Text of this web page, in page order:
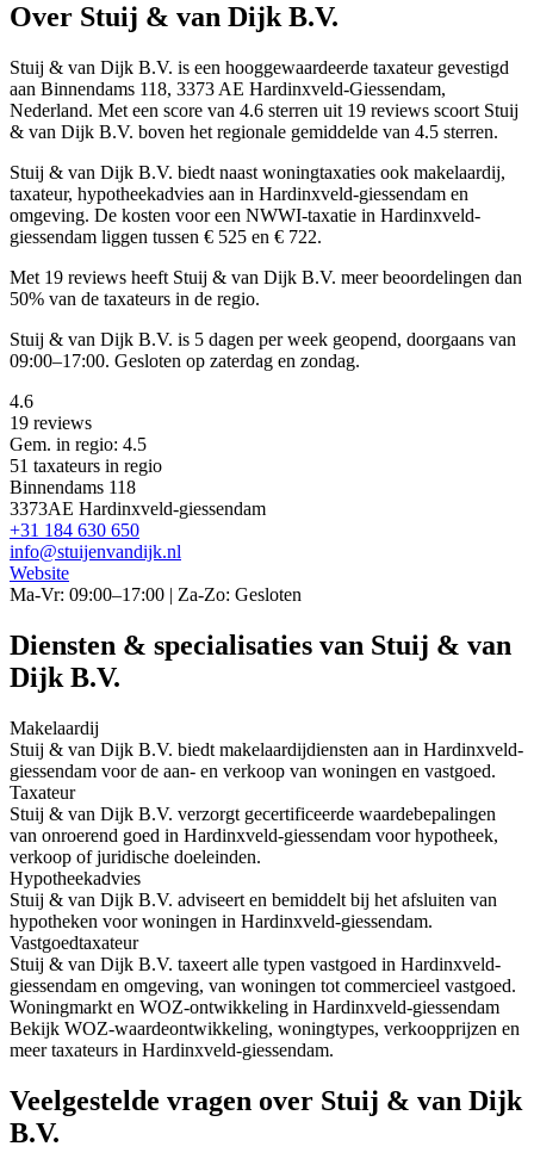
Over Stuij & van Dijk B.V.
Stuij & van Dijk B.V. is een hooggewaardeerde taxateur gevestigd
aan Binnendams 118, 3373 AE Hardinxveld-Giessendam,
Nederland. Met een score van 4.6 sterren uit 19 reviews scoort Stuij
& van Dijk B.V. boven het regionale gemiddelde van 4.5 sterren.
Stuij & van Dijk B.V. biedt naast woningtaxaties ook makelaardij,
taxateur, hypotheekadvies aan in Hardinxveld-giessendam en
omgeving. De kosten voor een NWWI-taxatie in Hardinxveld-
giessendam liggen tussen € 525 en € 722.
Met 19 reviews heeft Stuij & van Dijk B.V. meer beoordelingen dan
50% van de taxateurs in de regio.
Stuij & van Dijk B.V. is 5 dagen per week geopend, doorgaans van
09:00–17:00. Gesloten op zaterdag en zondag.
4.6
19 reviews
Gem. in regio: 4.5
51 taxateurs in regio
Binnendams 118
3373AE Hardinxveld-giessendam
+31 184 630 650
info@stuijenvandijk.nl
Website
Ma-Vr: 09:00–17:00 | Za-Zo: Gesloten
Diensten & specialisaties van Stuij & van
Dijk B.V.
Makelaardij
Stuij & van Dijk B.V. biedt makelaardijdiensten aan in Hardinxveld-
giessendam voor de aan- en verkoop van woningen en vastgoed.
Taxateur
Stuij & van Dijk B.V. verzorgt gecertificeerde waardebepalingen
van onroerend goed in Hardinxveld-giessendam voor hypotheek,
verkoop of juridische doeleinden.
Hypotheekadvies
Stuij & van Dijk B.V. adviseert en bemiddelt bij het afsluiten van
hypotheken voor woningen in Hardinxveld-giessendam.
Vastgoedtaxateur
Stuij & van Dijk B.V. taxeert alle typen vastgoed in Hardinxveld-
giessendam en omgeving, van woningen tot commercieel vastgoed.
Woningmarkt en WOZ-ontwikkeling in Hardinxveld-giessendam
Bekijk WOZ-waardeontwikkeling, woningtypes, verkoopprijzen en
meer taxateurs in Hardinxveld-giessendam.
Veelgestelde vragen over Stuij & van Dijk
B.V.